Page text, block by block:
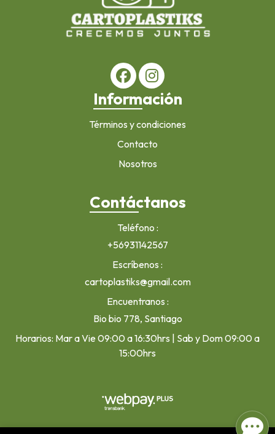
Información
Términos y condiciones
Contacto
Nosotros
Contáctanos
Teléfono
+56931142567
Escríbenos
cartoplastiks@gmail.com
Encuentranos
Bio bio 778, Santiago
Horarios: Mar a Vie 09:00 a 16:30hrs | Sab y Dom 09:00 a
15:00hrs